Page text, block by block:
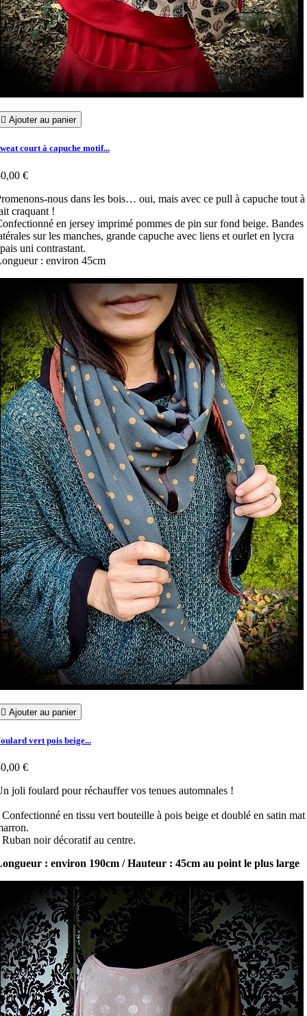
 Ajouter au panier
court à capuche motif...
€
nous dans les bois… oui, mais avec ce pull à capuche tout à
craquant !
en jersey imprimé pommes de pin sur fond beige. Bandes
sur les manches, grande capuche avec liens et ourlet en lycra
uni contrastant.
: environ 45cm
 Ajouter au panier
vert pois beige...
€
joli foulard pour réchauffer vos tenues automnales !
Confectionné en tissu vert bouteille à pois beige et doublé en satin mat
Ruban noir décoratif au centre.
: environ 190cm / Hauteur : 45cm au point le plus large